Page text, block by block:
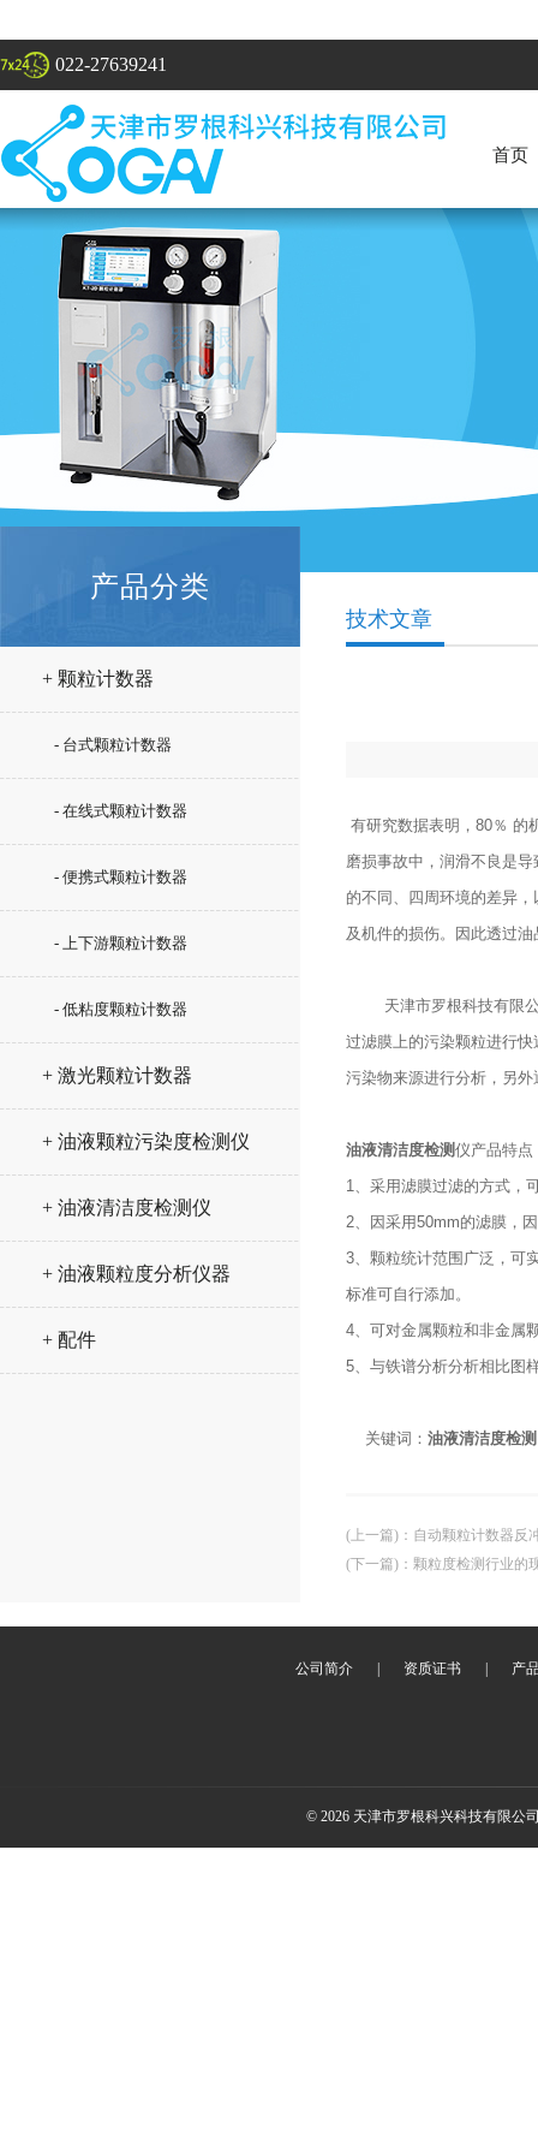
022-27639241
首页
产品分类
+ 颗粒计数器
- 台式颗粒计数器
- 在线式颗粒计数器
- 便携式颗粒计数器
- 上下游颗粒计数器
- 低粘度颗粒计数器
+ 激光颗粒计数器
+ 油液颗粒污染度检测仪
+ 油液清洁度检测仪
+ 油液颗粒度分析仪器
+ 配件
技术文章
有研究数据表明，80％ 的
磨损事故中，润滑不良是
的不同、四周环境的差异
及机件的损伤。因此透过
天津市罗根科技有限公
过滤膜上的污染颗粒进行
污染物来源进行分析，另
油液清洁度检测仪产品特点
1、采用滤膜过滤的方式，
2、因采用50mm的滤膜，
3、颗粒统计范围广泛，可
标准可自行添加。
4、可对金属颗粒和非金属
5、与铁谱分析分析相比图
关键词： 油液清洁度检测
(上一篇) ： 自动颗粒计数器反
(下一篇) ： 颗粒度检测行业的
公司简介 资质证书 产
© 2026 天津市罗根科兴科技有限公